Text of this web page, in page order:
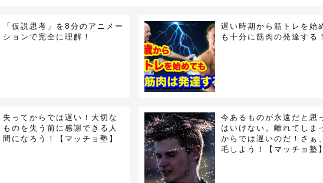
「仮説思考」を8分のアニメー
ションで完全に理解！
遅い時期から筋トレを始
も十分に筋肉の発達する
失ってからでは遅い！大切な
ものを失う前に感謝できる人
間になろう！【マッチョ塾】
今あるものが永遠だと思
はいけない。離れてしま
からでは遅いのだ！さぁ
毛しよう！【マッチョ塾】